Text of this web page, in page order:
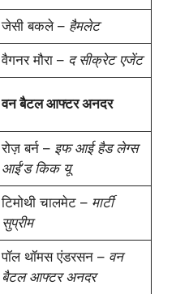
जेसी बकले – हैमलेट
वैगनर मौरा – द सीक्रेट एजेंट
वन बैटल आफ्टर अनदर
रोज़ बर्न – इफ आई हैड लेग्स
आई’ड किक यू
टिमोथी चालमेट – मार्टी
सुप्रीम
पॉल थॉमस एंडरसन – वन
बैटल आफ्टर अनदर